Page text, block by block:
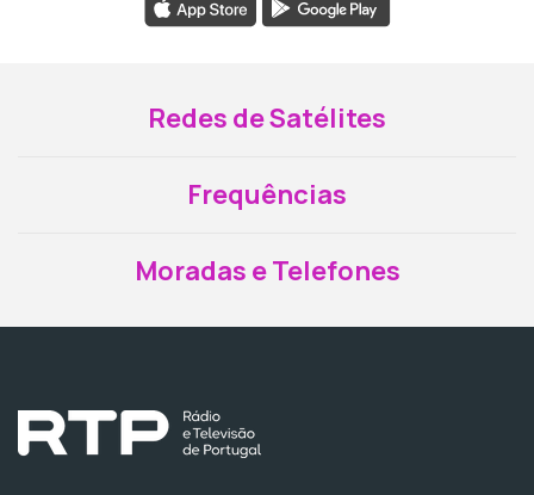
Redes de Satélites
Frequências
Moradas e Telefones